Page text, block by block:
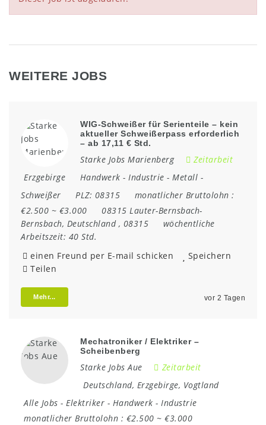
WEITERE JOBS
WIG-Schweißer für Serienteile – kein
aktueller Schweißerpass erforderlich
– ab 17,11 € Std.
Starke Jobs Marienberg
Zeitarbeit
Erzgebirge
Handwerk - Industrie - Metall -
Schweißer
PLZ: 08315
monatlicher Bruttolohn :
€2.500 ~ €3.000
08315 Lauter-Bernsbach-
Bernsbach, Deutschland, 08315
wöchentliche
Arbeitszeit: 40 Std.
einen Freund per E-mail schicken
Speichern
Teilen
Mehr... vor 2 Tagen
Mechatroniker / Elektriker –
Scheibenberg
Starke Jobs Aue
Zeitarbeit
Deutschland, Erzgebirge, Vogtland
Alle Jobs - Elektriker - Handwerk - Industrie
monatlicher Bruttolohn : €2.500 ~ €3.000